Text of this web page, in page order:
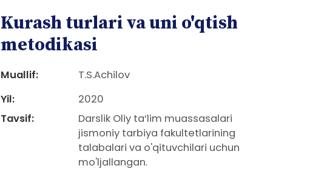
Kurash turlari va uni o'qtish
metodikasi
Muallif:
T.S.Achilov
Yil:
2020
Tavsif:
Darslik Oliy ta‘lim muassasalari
jismoniy tarbiya fakultetlarining
talabalari va o'qituvchilari uchun
mo'ljallangan.